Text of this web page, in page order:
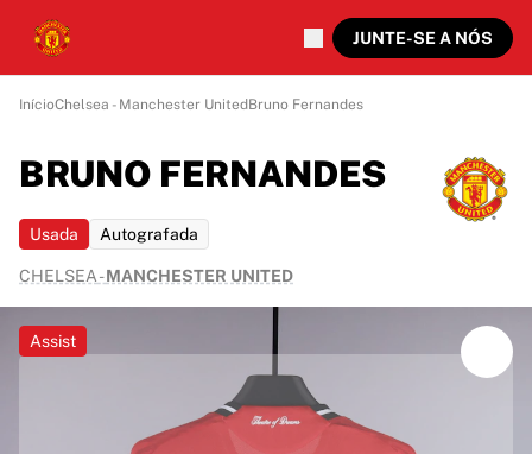
JUNTE-SE A NÓS
InícioChelsea - Manchester UnitedBruno Fernandes
BRUNO FERNANDES
Usada Autografada
CHELSEA-MANCHESTER UNITED
Assist